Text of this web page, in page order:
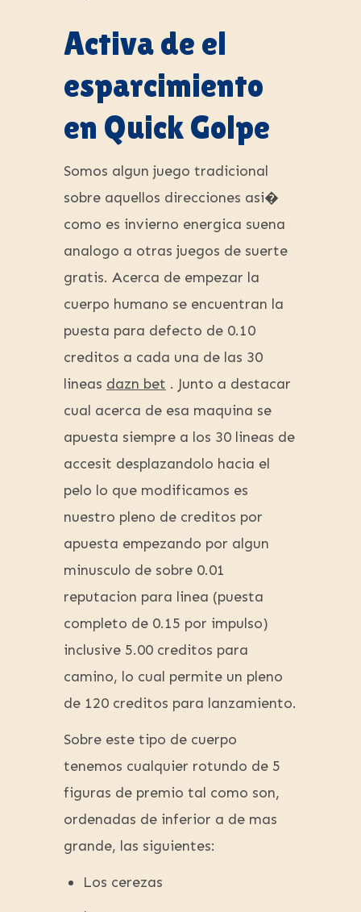
Activa de el
esparcimiento
en Quick Golpe
Somos algun juego tradicional
sobre aquellos direcciones asi�
como es invierno energica suena
analogo a otras juegos de suerte
gratis. Acerca de empezar la
cuerpo humano se encuentran la
puesta para defecto de 0.10
creditos a cada una de las 30
lineas dazn bet . Junto a destacar
cual acerca de esa maquina se
apuesta siempre a los 30 lineas de
accesit desplazandolo hacia el
pelo lo que modificamos es
nuestro pleno de creditos por
apuesta empezando por algun
minusculo de sobre 0.01
reputacion para linea (puesta
completo de 0.15 por impulso)
inclusive 5.00 creditos para
camino, lo cual permite un pleno
de 120 creditos para lanzamiento.
Sobre este tipo de cuerpo
tenemos cualquier rotundo de 5
figuras de premio tal como son,
ordenadas de inferior a de mas
grande, las siguientes:
Los cerezas